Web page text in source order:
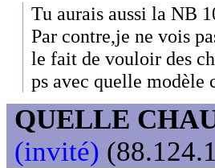
Tu aurais aussi la NB
Par contre,je ne vois
le fait de vouloir des
ps avec quelle modèle
QUELLE
(invité)